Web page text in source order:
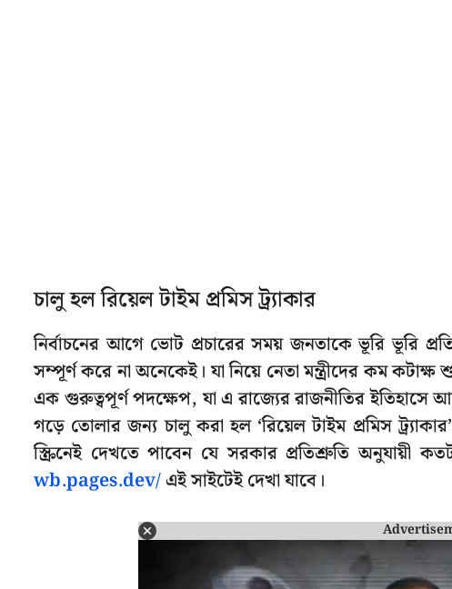
চালু হল রিয়েল টাইম প্রমিস ট্র্যাকার
নির্বাচনের আগে ভোট প্রচারের সময় জনতাকে ভূরি ভূরি
সম্পূর্ণ করে না অনেকেই। যা নিয়ে নেতা মন্ত্রীদের কম
এক গুরুত্বপূর্ণ পদক্ষেপ, যা এ রাজ্যের রাজনীতির ইতিহাসে
গড়ে তোলার জন্য চালু করা হল ‘রিয়েল টাইম প্রমিস
স্ক্রিনেই দেখতে পাবেন যে সরকার প্রতিশ্রুতি অনুযায়ী
wb.pages.dev/এই সাইটেই দেখা যাবে।